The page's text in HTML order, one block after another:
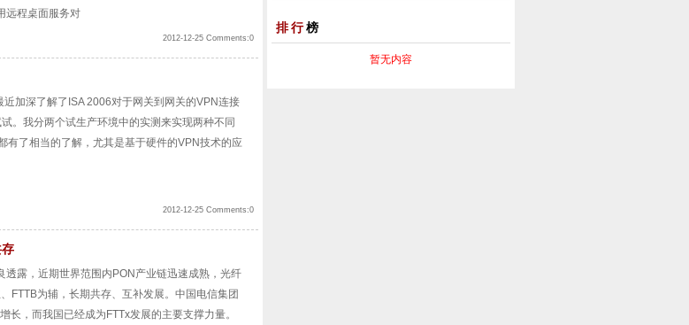
远程桌面服务对
2012-12-25 Comments:0
加深了解了ISA 2006对于网关到网关的VPN连接
。我分两个试生产环境中的实测来实现两种不同
有了相当的了解，尤其是基于硬件的VPN技术的应
2012-12-25 Comments:0
露，近期世界范围内PON产业链迅速成熟，光纤
FTTB为辅，长期共存、互补发展。中国电信集团
，而我国已经成为FTTx发展的主要支撑力量。
排行榜
暂无内容